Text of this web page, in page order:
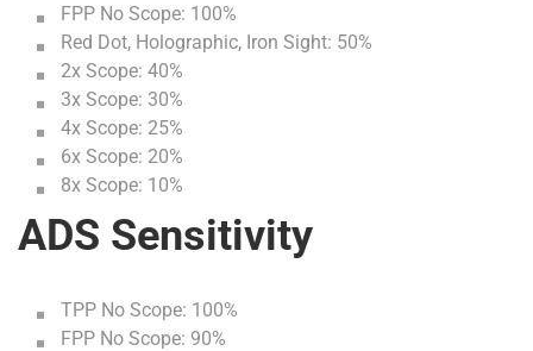
FPP No Scope: 100%
Red Dot, Holographic, Iron Sight: 50%
2x Scope: 40%
3x Scope: 30%
4x Scope: 25%
6x Scope: 20%
8x Scope: 10%
ADS Sensitivity
TPP No Scope: 100%
FPP No Scope: 90%